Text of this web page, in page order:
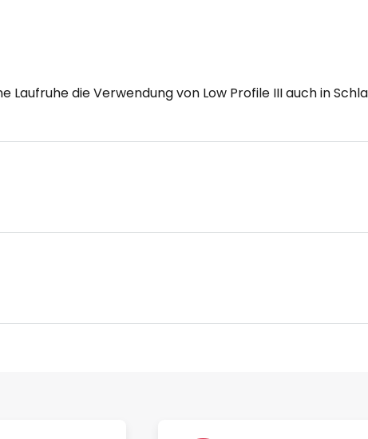
die Verwendung von Low Profile III auch in